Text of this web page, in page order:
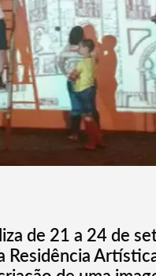
de 21 a 24 de
Residência